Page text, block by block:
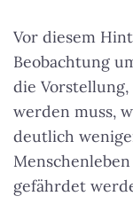
Vor diesem
Beobachtung
die
werden muss,
deutlich
gefährdet